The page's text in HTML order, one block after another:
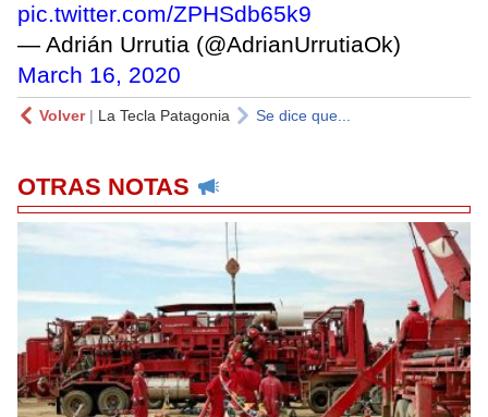
pic.twitter.com/ZPHSdb65k9
— Adrián Urrutia (@AdrianUrrutiaOk)
March 16, 2020
Volver| La Tecla Patagonia Se dice que...
OTRAS NOTAS